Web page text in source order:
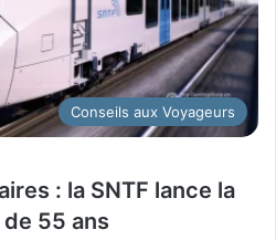
Conseils aux Voyageurs
: la SNTF lance la
55 ans